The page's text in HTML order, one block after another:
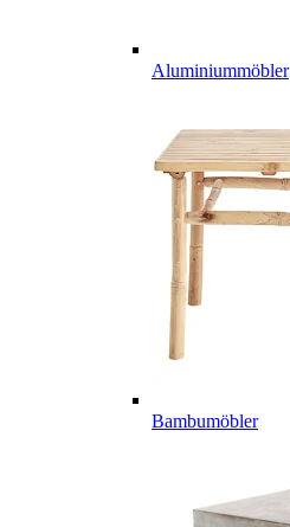
Aluminiummöbler
Bambumöbler